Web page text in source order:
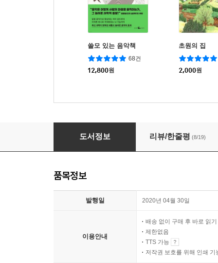
쓸모 있는 음악책
68건
12,800원
초원의 집
2,000원
오늘 조금 더 비건
도서정보 리뷰/한줄평 (8/19)
품목정보
발행일 2020년 04월 30일
이용안내
배송 없이 구매 후 바로 읽기
제한없음
TTS 가능
저작권 보호를 위해 인쇄 기